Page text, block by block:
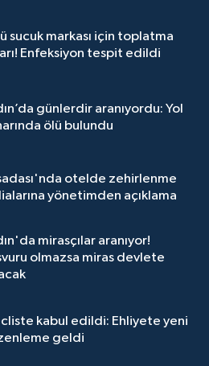
sucuk markası için toplatma
Enfeksiyon tespit edildi
günlerdir aranıyordu: Yol
ölü bulundu
otelde zehirlenme
yönetimden açıklama
mirasçılar aranıyor!
olmazsa miras devlete
kabul edildi: Ehliyete yeni
geldi